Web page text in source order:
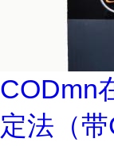
CODmn
定法（